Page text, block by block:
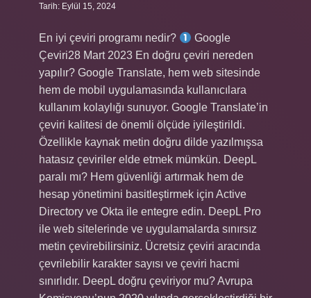
Tarih: Eylül 15, 2024
En iyi çeviri programı nedir?
Google
Çeviri28 Mart 2023 En doğru çeviri nereden
yapılır? Google Translate, hem web sitesinde
hem de mobil uygulamasında kullanıcılara
kullanım kolaylığı sunuyor. Google Translate’in
çeviri kalitesi de önemli ölçüde iyileştirildi.
Özellikle kaynak metin doğru dilde yazılmışsa
hatasız çeviriler elde etmek mümkün. DeepL
paralı mı? Hem güvenliği artırmak hem de
hesap yönetimini basitleştirmek için Active
Directory ve Okta ile entegre edin. DeepL Pro
ile web sitelerinde ve uygulamalarda sınırsız
metin çevirebilirsiniz. Ücretsiz çeviri aracında
çevrilebilir karakter sayısı ve çeviri hacmi
sınırlıdır. DeepL doğru çeviriyor mu? Avrupa